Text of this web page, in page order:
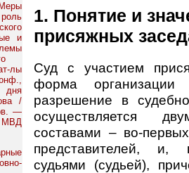
и
лы
дня
/
—
МВД
1. Понятие и
присяжных
Суд с участием
форма
разрешение в
осуществляется
составами – во-
представителей, и,
судьями (судьей),